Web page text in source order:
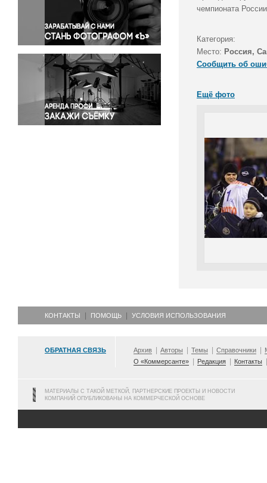
Правосудие
Происшествия и конфликты
Религия
Светская жизнь
Спорт
Экология
Экономика и бизнес
чемпионата
Категория:
Место: Россия,
Сообщить об
Ещё фото
КОНТАКТЫ ПОМОЩЬ УСЛОВИЯ ИСПОЛЬЗОВАНИЯ
ОБРАТНАЯ СВЯЗЬ Архив Авторы Темы Справочники
О «Коммерсанте»
Редакция Контакты
МАТЕРИАЛЫ С ТАКОЙ МЕТКОЙ, ПАРТНЕРСКИЕ ПРОЕКТЫ И НОВОСТИ
КОМПАНИЙ ОПУБЛИКОВАНЫ НА КОММЕРЧЕСКОЙ ОСНОВЕ